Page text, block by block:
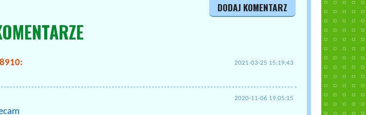
DODAJ KOMENTARZ
2021-03-25 15:19:43
2020-11-06 19:05:15